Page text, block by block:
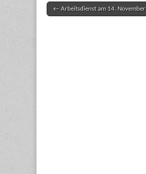
Post navigation
← Arbeitsdienst am 14. November